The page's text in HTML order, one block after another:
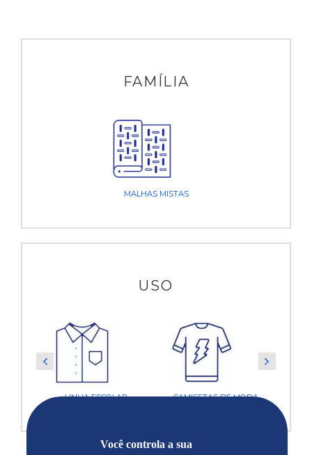
FAMÍLIA
MALHAS MISTAS
USO
LINHA ESCOLAR CAMISETAS DE MODA
Você controla a sua